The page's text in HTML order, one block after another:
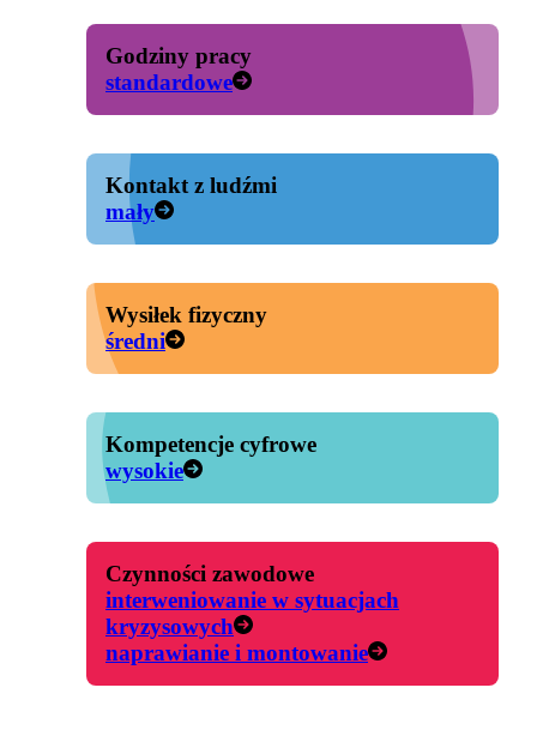
Godziny pracy
standardowe
Kontakt z ludźmi
mały
Wysiłek fizyczny
średni
Kompetencje cyfrowe
wysokie
Czynności zawodowe
interweniowanie w sytuacjach
kryzysowych
naprawianie i montowanie